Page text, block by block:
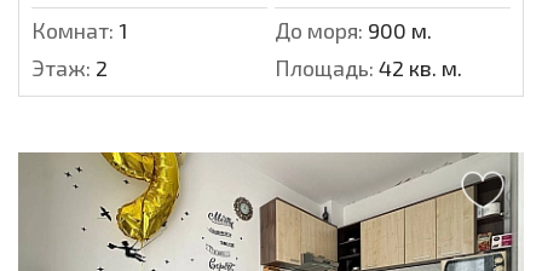
Комнат: 1 До моря: 900 м.
Этаж: 2 Площадь: 42 кв. м.